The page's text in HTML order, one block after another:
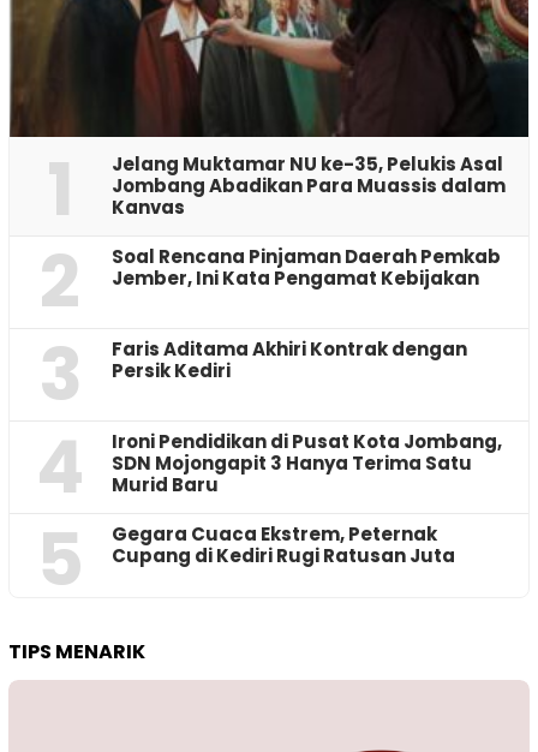
1
Jelang Muktamar NU ke-35, Pelukis Asal
Jombang Abadikan Para Muassis dalam
Kanvas
2
‎Soal Rencana Pinjaman Daerah Pemkab
Jember, Ini Kata Pengamat Kebijakan ‎
3
Faris Aditama Akhiri Kontrak dengan
Persik Kediri
4
Ironi Pendidikan di Pusat Kota Jombang,
SDN Mojongapit 3 Hanya Terima Satu
Murid Baru
5
‎Gegara Cuaca Ekstrem, Peternak
Cupang di Kediri Rugi Ratusan Juta
TIPS MENARIK